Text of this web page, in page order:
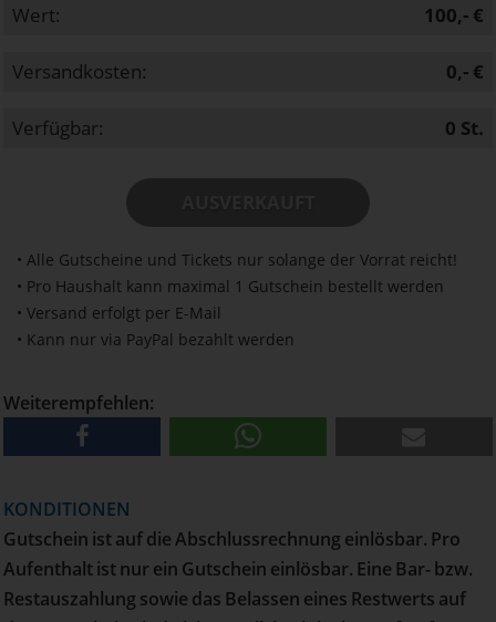
Wert: 100,- €
Versandkosten: 0,- €
Verfügbar: 0 St.
• Alle Gutscheine und Tickets nur solange der Vorrat reicht!
• Pro Haushalt kann maximal 1 Gutschein bestellt werden
• Versand erfolgt per E-Mail
• Kann nur via PayPal bezahlt werden
Weiterempfehlen:
KONDITIONEN
Gutschein ist auf die Abschlussrechnung einlösbar. Pro
Aufenthalt ist nur ein Gutschein einlösbar. Eine Bar- bzw.
Restauszahlung sowie das Belassen eines Restwerts auf